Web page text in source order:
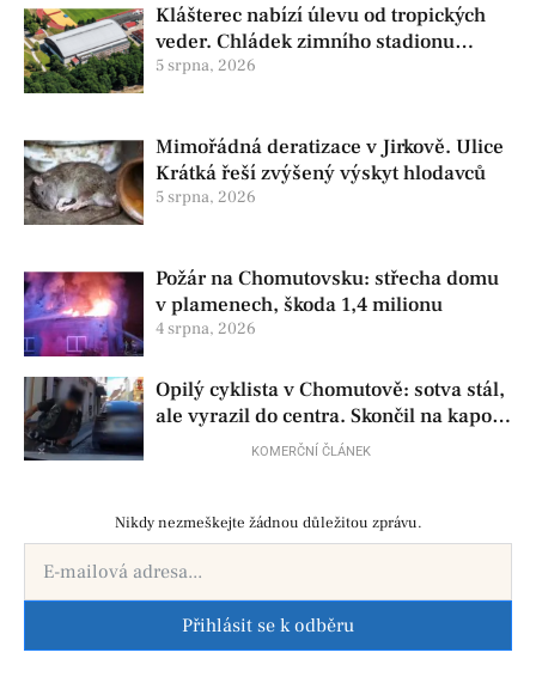
Klášterec nabízí úlevu od tropických
veder. Chládek zimního stadionu
pomůže seniorům i nemocným
5 srpna, 2026
Mimořádná deratizace v Jirkově. Ulice
Krátká řeší zvýšený výskyt hlodavců
5 srpna, 2026
Požár na Chomutovsku: střecha domu
v plamenech, škoda 1,4 milionu
4 srpna, 2026
Opilý cyklista v Chomutově: sotva stál,
ale vyrazil do centra. Skončil na kapotě
KOMERČNÍ ČLÁNEK
Nikdy nezmeškejte žádnou důležitou zprávu.
Přihlásit se k odběru